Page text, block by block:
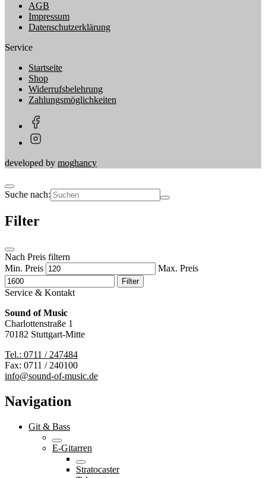
AGB
Impressum
Datenschutzerklärung
Service
Startseite
Shop
Widerrufsbelehrung
Zahlungsmöglichkeiten
developed by moghancy
Suche nach:
Filter
Nach Preis filtern
Min. Preis
Max. Preis
Filter
Service & Kontakt
Sound of Music
Charlottenstraße 1
70182 Stuttgart-Mitte
Tel.: 0711 / 247484
Fax: 0711 / 240100
info@sound-of-music.de
Navigation
Git & Bass
E-Gitarren
Stratocaster